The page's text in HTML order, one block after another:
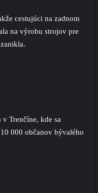
cestujúci na zadnom
na výrobu strojov pre
Trenčíne, kde sa
000 občanov bývalého